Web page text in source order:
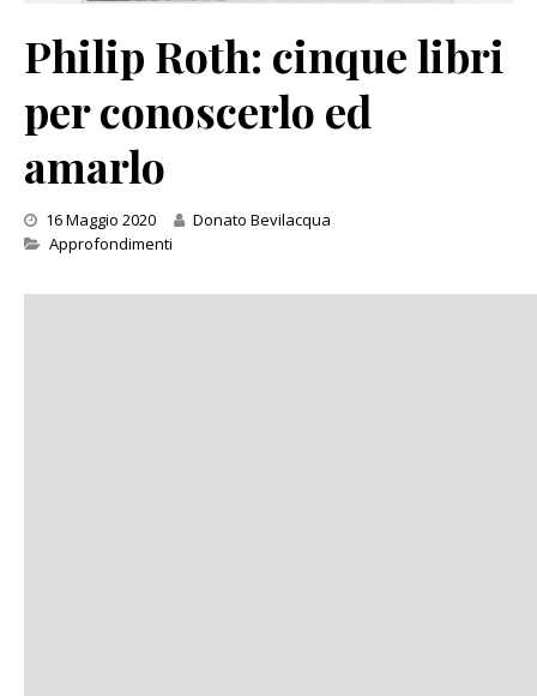
Philip Roth: cinque libri
per conoscerlo ed
amarlo
16 Maggio 2020
Donato Bevilacqua
Categories
Approfondimenti